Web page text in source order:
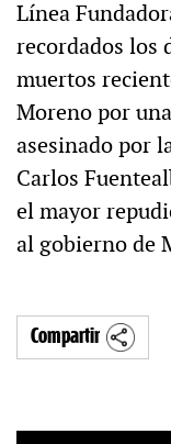
Línea
recordados los
muertos
Moreno por
asesinado por
Carlos
el mayor
al gobierno de
Compartir